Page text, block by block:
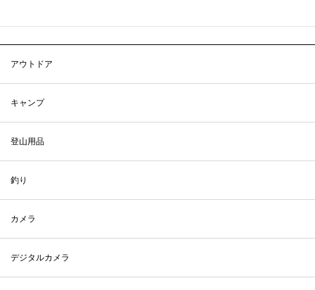
アウトドア
キャンプ
登山用品
釣り
カメラ
デジタルカメラ